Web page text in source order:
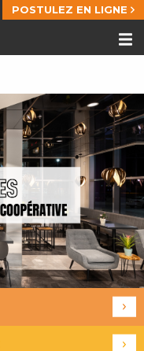
POSTULEZ EN LIGNE